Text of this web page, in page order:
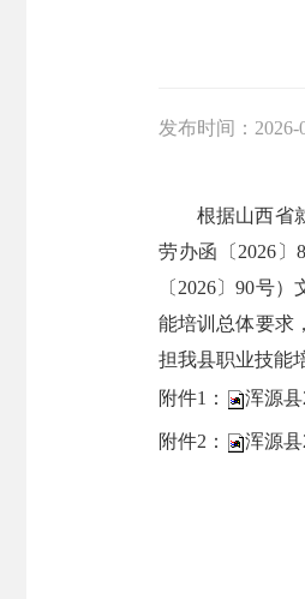
发布时间： 2026-
根据山西省
劳办函〔2026
〔2026〕90号
能培训总体要求
担我县职业技能
附件1：
浑源
附件2： 浑源